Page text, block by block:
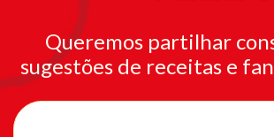
Queremos partilhar
sugestões de receitas e